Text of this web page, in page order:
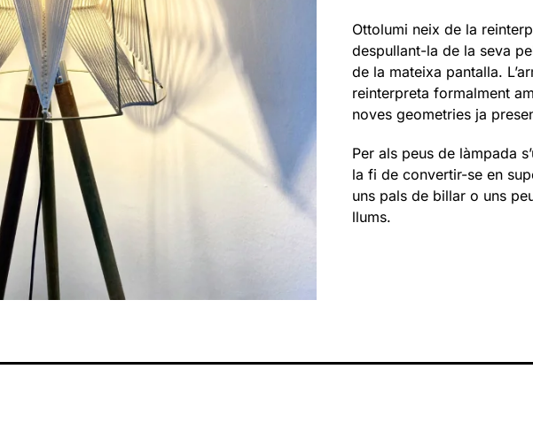
Ottolumi neix de la
despullant-la de la seva
de la mateixa pantalla.
reinterpreta formalment
noves geometries ja
Per als peus de làmpada
la fi de convertir-se en
uns pals de billar o uns
llums.